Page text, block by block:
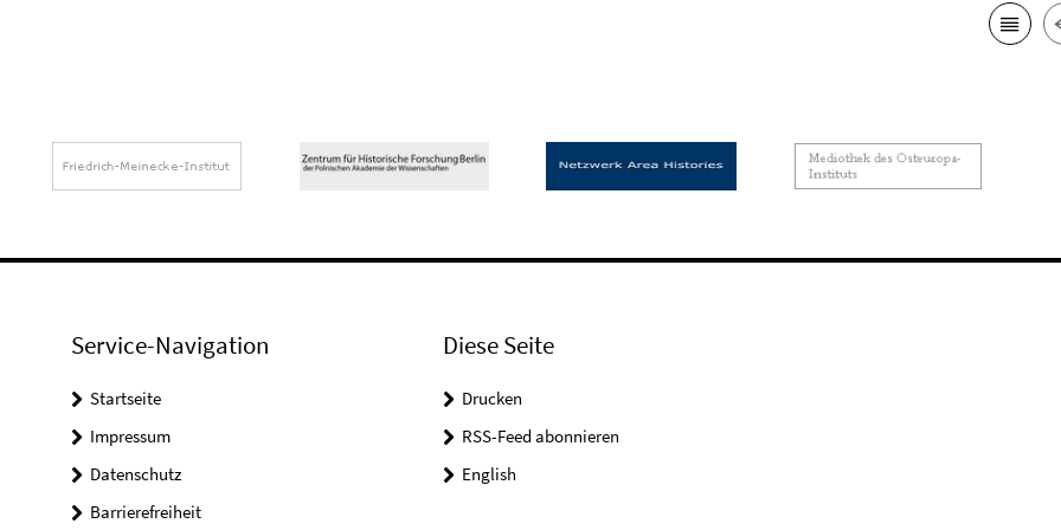
Service-Navigation
Startseite
Impressum
Datenschutz
Barrierefreiheit
Diese Seite
Drucken
RSS-Feed abonnieren
English